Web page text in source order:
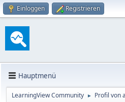
Einloggen Registrieren
Hauptmenü
LearningView Community ► Profil von